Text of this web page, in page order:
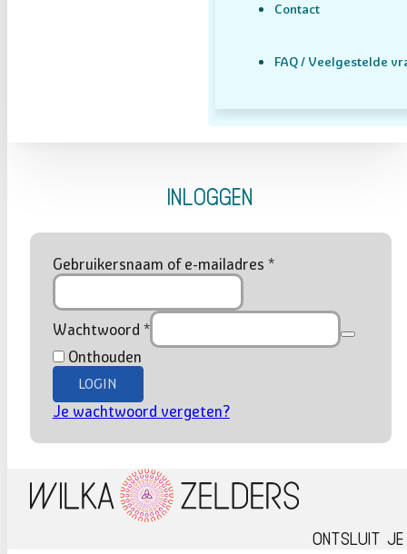
Contact
FAQ / Veelgestelde
Inloggen
Gebruikersnaam of e-mailadres *
Wachtwoord *
Onthouden
LOGIN
Je wachtwoord vergeten?
Ontsluit je